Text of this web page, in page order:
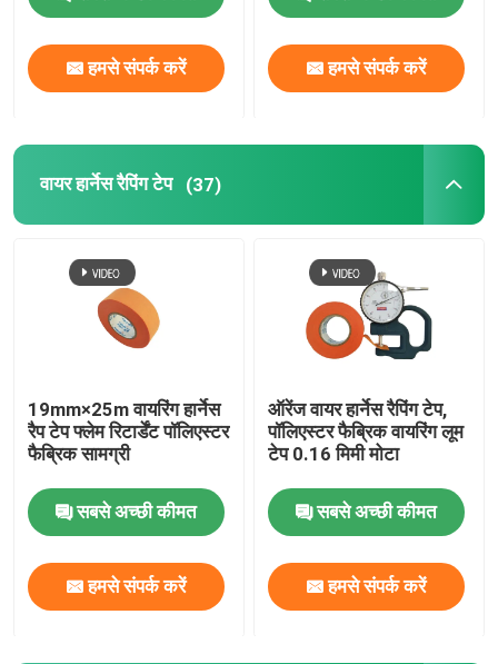
हमसे संपर्क करें हमसे संपर्क करें
वायर हार्नेस रैपिंग टेप (37)
19mm×25m वायरिंग हार्नेस
रैप टेप फ्लेम रिटार्डेंट पॉलिएस्टर
फैब्रिक सामग्री
सबसे अच्छी कीमत
हमसे संपर्क करें
ऑरेंज वायर हार्नेस रैपिंग टेप,
पॉलिएस्टर फैब्रिक वायरिंग लूम
टेप 0.16 मिमी मोटा
सबसे अच्छी कीमत
हमसे संपर्क करें